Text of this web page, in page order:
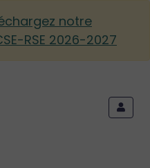
notre
RSE 2026-2027